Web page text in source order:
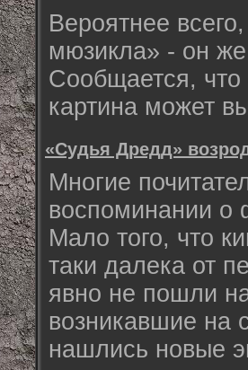
Вероятнее
мюзикла» - он
Сообщается,
картина может
«Судья Дредд»
Многие
воспоминании
Мало того, что
таки далека от
явно не пошли
возникавшие на
нашлись новые